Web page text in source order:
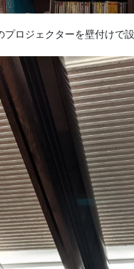
ロジェクターを壁付けで